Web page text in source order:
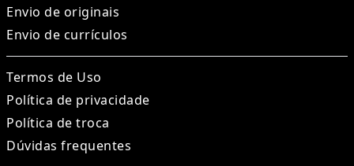
Envio de originais
Envio de currículos
Termos de Uso
Política de privacidade
Política de troca
Dúvidas frequentes